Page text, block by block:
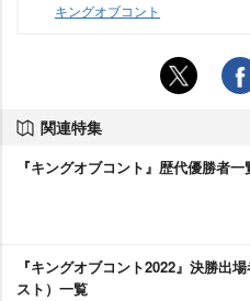
キングオブコント
関連特集
『キングオブコント』歴代優勝者一
『キングオブコント2022』決勝出
スト）一覧